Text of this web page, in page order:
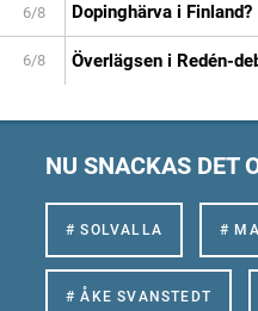
6/8 Dopinghärva i Finland?
6/8 Överlägsen i Redén-
NU SNACKAS DET
# SOLVALLA #
# ÅKE SVANSTEDT